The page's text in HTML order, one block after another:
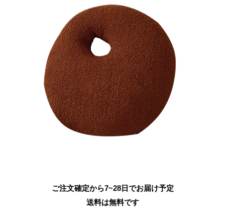
ご注文確定から7~28日でお届け予定
送料は無料です